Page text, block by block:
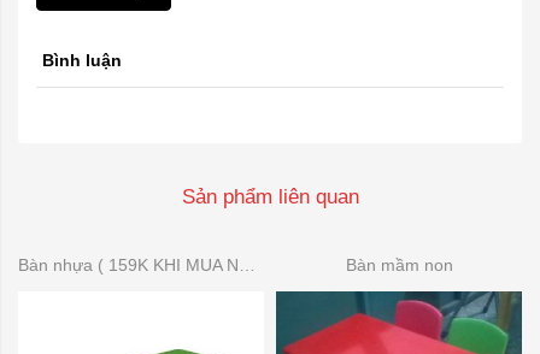
Bình luận
Sản phẩm liên quan
Bàn mầm non